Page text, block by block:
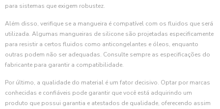
para sistemas que exigem robustez.
Além disso, verifique se a mangueira é compatível com os fluidos que será
utilizada. Algumas mangueiras de silicone são projetadas especificamente
para resistir a certos fluidos como anticongelantes e óleos, enquanto
outras podem não ser adequadas. Consulte sempre as especificações do
fabricante para garantir a compatibilidade.
Por último, a qualidade do material é um fator decisivo. Optar por marcas
conhecidas e confiáveis pode garantir que você está adquirindo um
produto que possui garantia e atestados de qualidade, oferecendo assim